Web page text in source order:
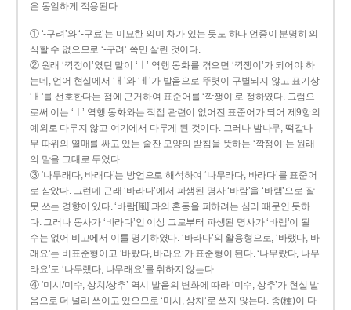
은 동일하게 적용된다.
① ‘-구려’와 ‘-구료’는 미묘한 의미 차가 있는 듯도 하나 언중이 분명히 의
식할 수 없으므로 ‘-구려’ 쪽만 살린 것이다.
② 원래 ‘깍정이’였던 말이 ‘ㅣ’ 역행 동화를 겪으면 ‘깍젱이’가 되어야 하
는데, 언어 현실에서 ‘ㅐ’와 ‘ㅔ’가 발음으로 뚜렷이 구별되지 않고 표기상
‘ㅐ’를 선호한다는 점에 근거하여 표준어를 ‘깍쟁이’로 정하였다. 그럼으
로써 이는 ‘ㅣ’ 역행 동화와는 직접 관련이 없어진 표준어가 되어 제9항의
예외로 다루지 않고 여기에서 다루게 된 것이다. 그러나 밤나무, 떡갈나
무 따위의 열매를 싸고 있는 술잔 모양의 받침을 뜻하는 ‘깍정이’는 원래
의 말을 그대로 두었다.
③ ‘나무래다, 바래다’는 방언으로 해석하여 ‘나무라다, 바라다’를 표준어
로 삼았다. 그런데 근래 ‘바라다’에서 파생된 명사 ‘바람’을 ‘바램’으로 잘
못 쓰는 경향이 있다. ‘바람[風]’과의 혼동을 피하려는 심리 때문인 듯하
다. 그러나 동사가 ‘바라다’인 이상 그로부터 파생된 명사가 ‘바램’이 될
수는 없어 비고에서 이를 명기하였다. ‘바라다’의 활용형으로, ‘바랬다, 바
래요’는 비표준형이고 ‘바랐다, 바라요’가 표준형이 된다. ‘나무랐다, 나무
라요’도 ‘나무랬다, 나무래요’를 취하지 않는다.
④ ‘미시/미수, 상치/상추’ 역시 발음의 변화에 따라 ‘미수, 상추’가 현실 발
음으로 더 널리 쓰이고 있으므로 ‘미시, 상치’로 쓰지 않는다. 종(種)이 다